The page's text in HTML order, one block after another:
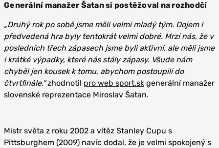
Generální manažer Šatan si postěžoval na rozhodčí
„Druhý rok po sobě jsme měli velmi mladý tým. Dojem i
předvedená hra byly tentokrát velmi dobré. Mrzí nás, že v
posledních třech zápasech jsme byli aktivní, ale měli jsme
i krátké výpadky, které nás stály zápasy. Všude nám
chyběl jen kousek k tomu, abychom postoupili do
čtvrtfinále,“zhodnotil pro web sport.sk generální manažer
slovenské reprezentace Miroslav Šatan.
Mistr světa z roku 2002 a vítěz Stanley Cupu s
Pittsburghem (2009) navíc dodal, že je velmi spokojený s